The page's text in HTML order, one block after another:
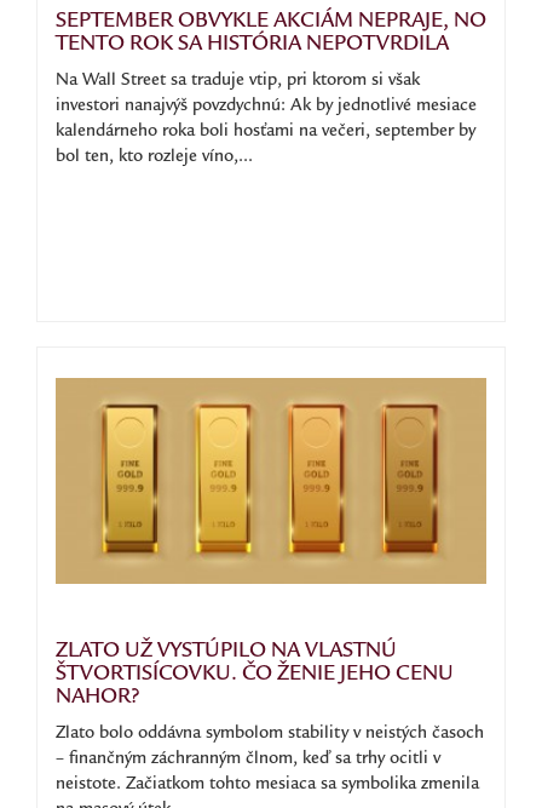
SEPTEMBER OBVYKLE AKCIÁM NEPRAJE, NO
TENTO ROK SA HISTÓRIA NEPOTVRDILA
Na Wall Street sa traduje vtip, pri ktorom si však
investori nanajvýš povzdychnú: Ak by jednotlivé mesiace
kalendárneho roka boli hosťami na večeri, september by
bol ten, kto rozleje víno,...
ZLATO UŽ VYSTÚPILO NA VLASTNÚ
ŠTVORTISÍCOVKU. ČO ŽENIE JEHO CENU
NAHOR?
Zlato bolo oddávna symbolom stability v neistých časoch
– finančným záchranným člnom, keď sa trhy ocitli v
neistote. Začiatkom tohto mesiaca sa symbolika zmenila